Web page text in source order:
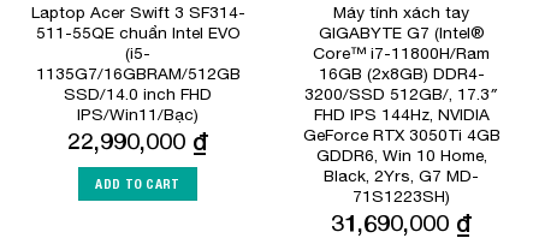
Laptop Acer Swift 3 SF314-
511-55QE chuẩn Intel EVO
(i5-
1135G7/16GBRAM/512GB
SSD/14.0 inch FHD
IPS/Win11/Bạc)
22,990,000 ₫
ADD TO CART
Máy tính xách tay
GIGABYTE G7 (Intel®
Core™ i7-11800H/Ram
16GB (2x8GB) DDR4-
3200/SSD 512GB/, 17.3″
FHD IPS 144Hz, NVIDIA
GeForce RTX 3050Ti 4GB
GDDR6, Win 10 Home,
Black, 2Yrs, G7 MD-
71S1223SH)
31,690,000 ₫